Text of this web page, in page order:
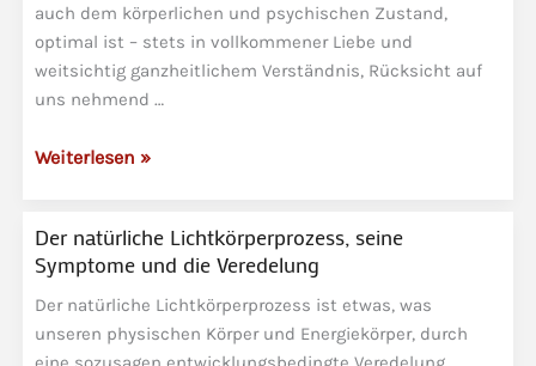
auch dem körperlichen und psychischen Zustand,
optimal ist – stets in vollkommener Liebe und
weitsichtig ganzheitlichem Verständnis, Rücksicht auf
uns nehmend …
Mit
schon
in
dieses
Leben
Weiterlesen »
Der natürliche Lichtkörperprozess, seine
Symptome und die Veredelung
Der natürliche Lichtkörperprozess ist etwas, was
unseren physischen Körper und Energiekörper, durch